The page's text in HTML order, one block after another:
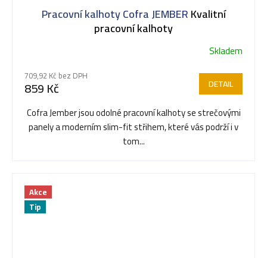
Pracovní kalhoty Cofra JEMBERKvalitní
pracovní kalhoty
hodnocení
produktu
je
5,0
Skladem
709,92 Kč bez DPH
859 Kč DETAIL
Cofra Jember jsou odolné pracovní kalhoty se strečovými
panely a moderním slim-fit střihem, které vás podrží i v
tom...
Akce
Tip